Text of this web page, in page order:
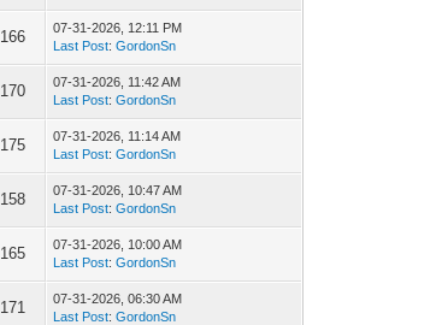
166
07-31-2026, 12:11 PM
Last Post:GordonSn
170
07-31-2026, 11:42 AM
Last Post:GordonSn
175
07-31-2026, 11:14 AM
Last Post:GordonSn
158
07-31-2026, 10:47 AM
Last Post:GordonSn
165
07-31-2026, 10:00 AM
Last Post:GordonSn
171
07-31-2026, 06:30 AM
Last Post:GordonSn